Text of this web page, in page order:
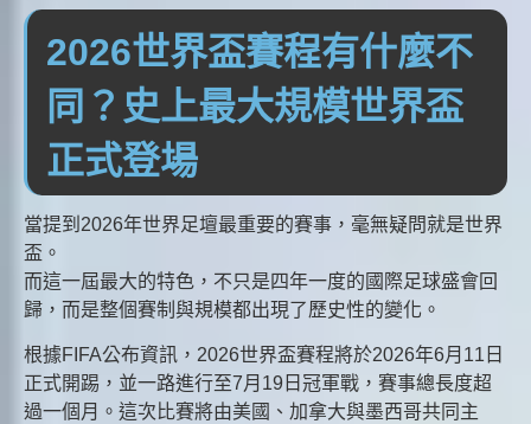
2026世界盃賽程有什麼不
同？史上最大規模世界盃
正式登場
當提到2026年世界足壇最重要的賽事，毫無疑問就是世界
盃。
而這一屆最大的特色，不只是四年一度的國際足球盛會回
歸，而是整個賽制與規模都出現了歷史性的變化。
根據FIFA公布資訊，2026世界盃賽程將於2026年6月11日
正式開踢，並一路進行至7月19日冠軍戰，賽事總長度超
過一個月。這次比賽將由美國、加拿大與墨西哥共同主